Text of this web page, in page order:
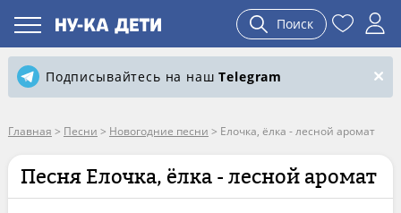
Поиск
Подписывайтесь на нашTelegram
Главная > Песни > Новогодние песни > Елочка, ёлка - лесной аромат
Песня Елочка, ёлка - лесной аромат